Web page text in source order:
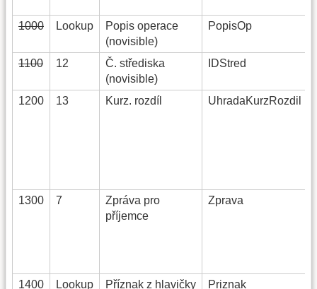
1000 Lookup
Popis operace
(novisible)
PopisOp
1100 12
Č. střediska
(novisible)
IDStred
1200 13 Kurz. rozdíl UhradaKurzRozdil
1300 7
Zpráva pro
příjemce
Zprava
1400 Lookup Příznak z hlavičky Priznak